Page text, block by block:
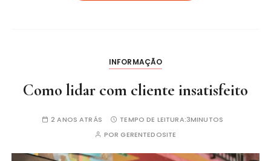
INFORMAÇÃO
Como lidar com cliente insatisfeito
2 ANOS ATRÁS TEMPO DE LEITURA:3MINUTOS
PORGERENTEDOSITE